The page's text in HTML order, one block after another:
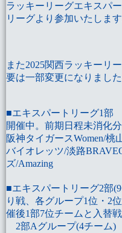
ラッキーリーグエキスパ
リーグより参加いたします
また2025関西ラッキーリ
要は一部変更になりまし
■エキスパートリーグ1部
開催中。前期日程未消化
阪神タイガースWomen/桃
バイオレッツ/淡路
ズ/Amazing
■エキスパートリーグ2部
り戦、各グループ1位・2
催後1部7位チームと入替
2部Aグループ(4チーム)